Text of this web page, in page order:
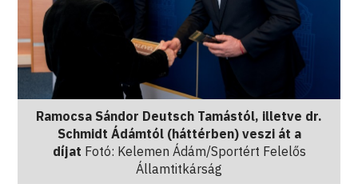
Ramocsa Sándor Deutsch Tamástól, illetve dr.
Schmidt Ádámtól (háttérben) veszi át a
díjat Fotó: Kelemen Ádám/Sportért Felelős
Államtitkárság